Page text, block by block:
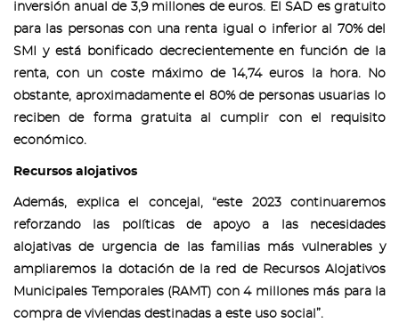
inversión anual de 3,9 millones de euros. El SAD es gratuito
para las personas con una renta igual o inferior al 70% del
SMI y está bonificado decrecientemente en función de la
renta, con un coste máximo de 14,74 euros la hora. No
obstante, aproximadamente el 80% de personas usuarias lo
reciben de forma gratuita al cumplir con el requisito
económico.
Recursos alojativos
Además, explica el concejal, “este 2023 continuaremos
reforzando las políticas de apoyo a las necesidades
alojativas de urgencia de las familias más vulnerables y
ampliaremos la dotación de la red de Recursos Alojativos
Municipales Temporales (RAMT) con 4 millones más para la
compra de viviendas destinadas a este uso social”.